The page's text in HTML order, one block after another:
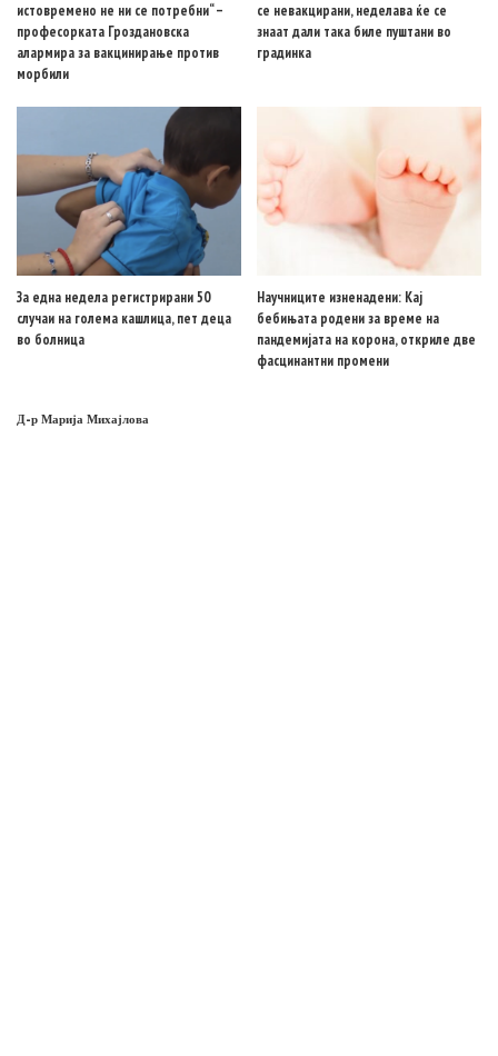
истовремено не ни се потребни“ –
професорката Гроздановска
алармира за вакцинирање против
морбили
се невакцирани, неделава ќе се
знаат дали така биле пуштани во
градинка
За една недела регистрирани 50
случаи на голема кашлица, пет деца
во болница
Научниците изненадени: Кај
бебињата родени за време на
пандемијата на корона, откриле две
фасцинантни промени
Д-р Марија Михајлова